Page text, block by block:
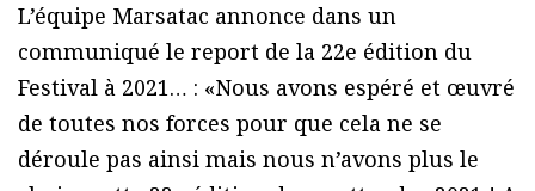
L’équipe Marsatac annonce dans un
communiqué le report de la 22e édition du
Festival à 2021… : «Nous avons espéré et œuvré
de toutes nos forces pour que cela ne se
déroule pas ainsi mais nous n’avons plus le